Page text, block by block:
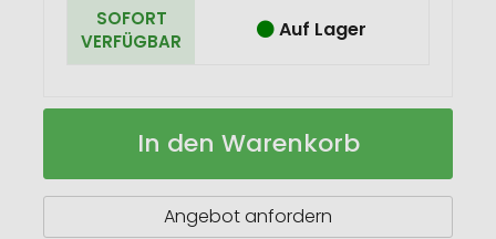
SOFORT
VERFÜGBAR
Auf Lager
PASCAL
Auf
In den Warenkorb
Angebot anfordern